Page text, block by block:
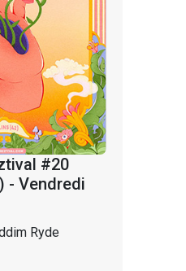
#20
- Vendredi
Ryde